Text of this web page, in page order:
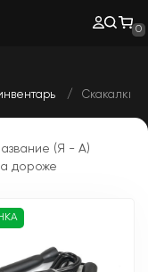
0
Скакалки
(Я - А)
дороже